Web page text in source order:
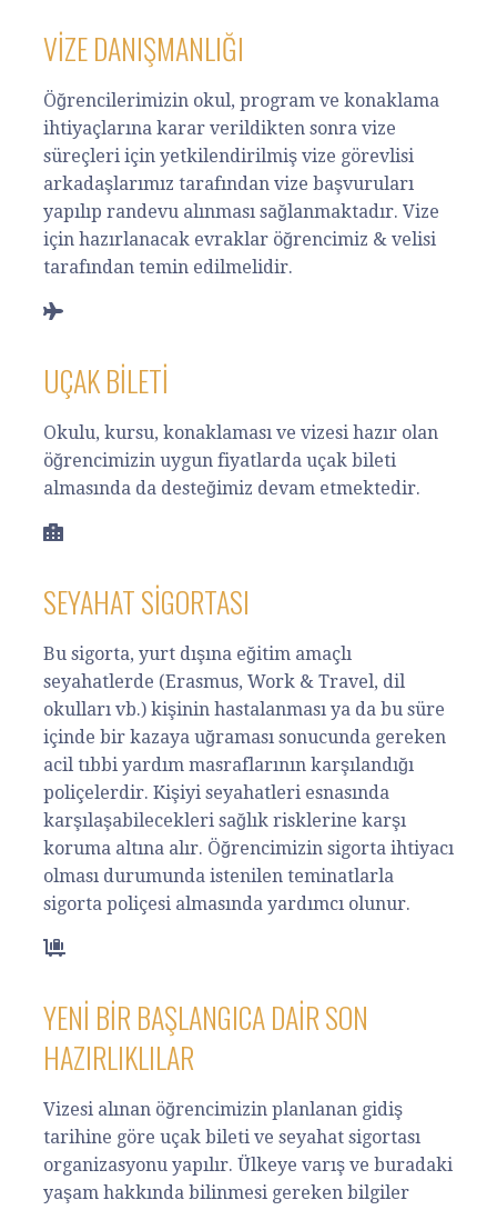
VIZE DANIŞMANLIĞI
Öğrencilerimizin okul, program ve konaklama
ihtiyaçlarına karar verildikten sonra vize
süreçleri için yetkilendirilmiş vize görevlisi
arkadaşlarımız tarafından vize başvuruları
yapılıp randevu alınması sağlanmaktadır. Vize
için hazırlanacak evraklar öğrencimiz & velisi
tarafından temin edilmelidir.
UÇAK BILETI
Okulu, kursu, konaklaması ve vizesi hazır olan
öğrencimizin uygun fiyatlarda uçak bileti
almasında da desteğimiz devam etmektedir.
SEYAHAT SIGORTASI
Bu sigorta, yurt dışına eğitim amaçlı
seyahatlerde (Erasmus, Work & Travel, dil
okulları vb.) kişinin hastalanması ya da bu süre
içinde bir kazaya uğraması sonucunda gereken
acil tıbbi yardım masraflarının karşılandığı
poliçelerdir. Kişiyi seyahatleri esnasında
karşılaşabilecekleri sağlık risklerine karşı
koruma altına alır. Öğrencimizin sigorta ihtiyacı
olması durumunda istenilen teminatlarla
sigorta poliçesi almasında yardımcı olunur.
YENI BIR BAŞLANGICA DAIR SON
HAZIRLIKLILAR
Vizesi alınan öğrencimizin planlanan gidiş
tarihine göre uçak bileti ve seyahat sigortası
organizasyonu yapılır. Ülkeye varış ve buradaki
yaşam hakkında bilinmesi gereken bilgiler